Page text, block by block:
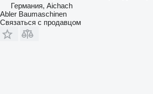
Германия, Aichach
Abler Baumaschinen
Связаться с продавцом